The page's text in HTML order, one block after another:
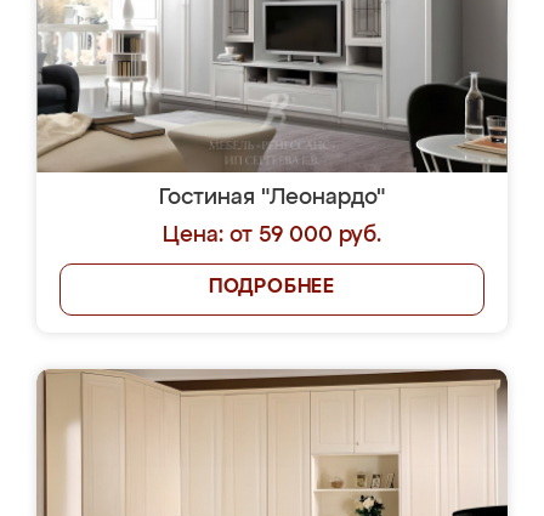
Гостиная "Леонардо"
Цена: от 59 000 руб.
ПОДРОБНЕЕ